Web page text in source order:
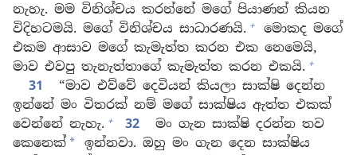
නැහැ. මම විනිශ්චය කරන්නේ මගේ පියාණන් කියන
විදිහටමයි. මගේ විනිශ්චය සාධාරණයි. +
මොකද මගේ
එකම ආසාව මගේ කැමැත්ත කරන එක නෙමෙයි,
මාව එවපු තැනැත්තාගේ කැමැත්ත කරන එකයි. +
31
“මාව එව්වේ දෙවියන් කියලා සාක්ෂි දෙන්න
ඉන්නේ මං විතරක් නම් මගේ සාක්ෂිය ඇත්ත එකක්
වෙන්නේ නැහැ. + 32
මං ගැන සාක්ෂි දරන්න තව
කෙනෙක් * ඉන්නවා. ඔහු මං ගැන දෙන සාක්ෂිය